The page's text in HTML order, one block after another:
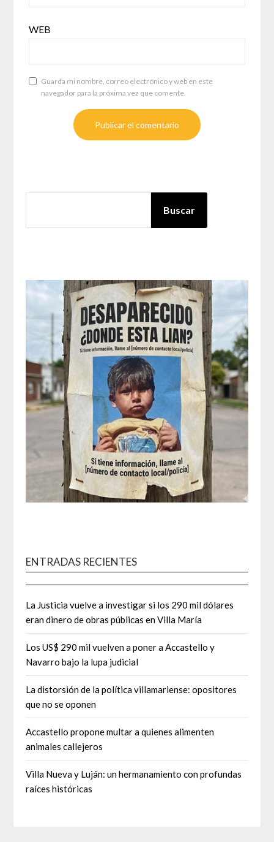
WEB
Guarda mi nombre, correo electrónico y web en este
navegador para la próxima vez que comente.
Buscar
ENTRADAS RECIENTES
La Justicia vuelve a investigar si los 290 mil dólares
eran dinero de obras públicas en Villa María
Los US$ 290 mil vuelven a poner a Accastello y
Navarro bajo la lupa judicial
La distorsión de la política villamariense: opositores
que no se oponen
Accastello propone multar a quienes alimenten
animales callejeros
Villa Nueva y Luján: un hermanamiento con profundas
raíces históricas